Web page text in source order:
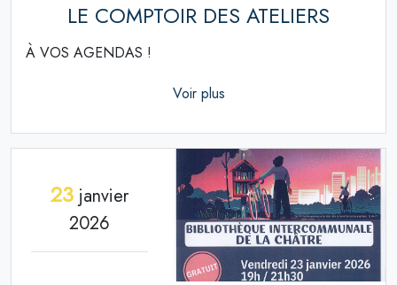
LE COMPTOIR DES ATELIERS
À VOS AGENDAS !
Voir plus
23janvier
2026